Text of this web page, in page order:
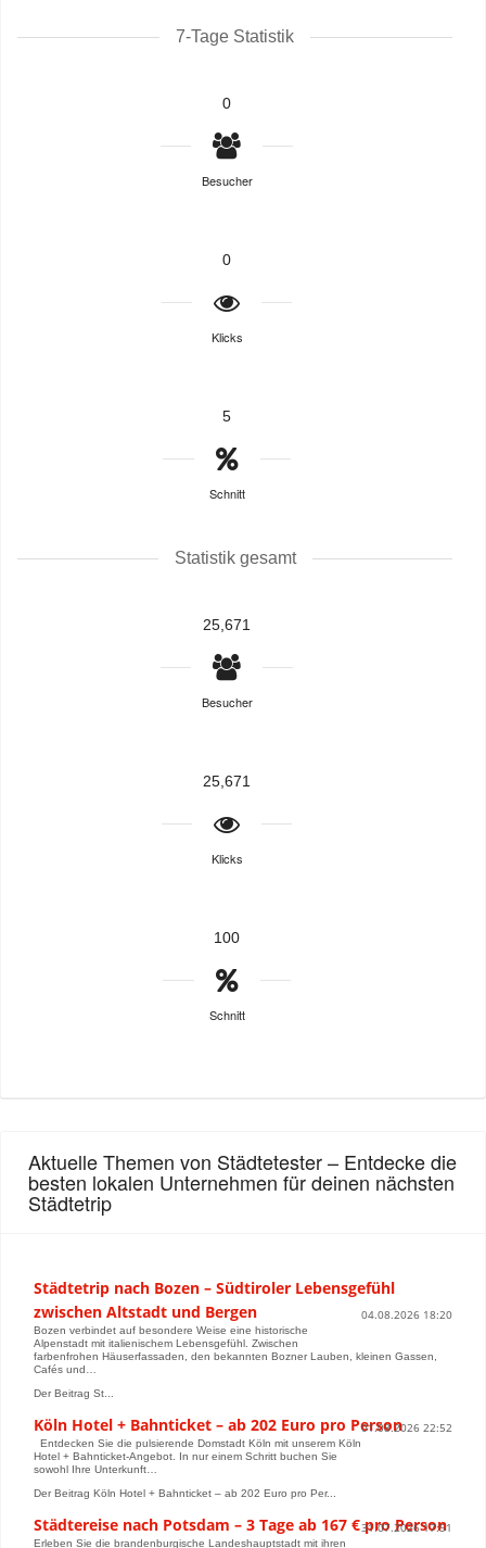
7-Tage Statistik
0
Besucher
0
Klicks
5
Schnitt
Statistik gesamt
25,671
Besucher
25,671
Klicks
100
Schnitt
Aktuelle Themen von Städtetester – Entdecke die
besten lokalen Unternehmen für deinen nächsten
Städtetrip
Städtetrip nach Bozen – Südtiroler Lebensgefühl
zwischen Altstadt und Bergen
04.08.2026 18:20
Bozen verbindet auf besondere Weise eine historische
Alpenstadt mit italienischem Lebensgefühl. Zwischen
farbenfrohen Häuserfassaden, den bekannten Bozner Lauben, kleinen Gassen,
Cafés und…
Der Beitrag St...
Köln Hotel + Bahnticket – ab 202 Euro pro Person01.08.2026 22:52
Entdecken Sie die pulsierende Domstadt Köln mit unserem Köln
Hotel + Bahnticket-Angebot. In nur einem Schritt buchen Sie
sowohl Ihre Unterkunft…
Der Beitrag Köln Hotel + Bahnticket – ab 202 Euro pro Per...
Städtereise nach Potsdam – 3 Tage ab 167 € pro Person
31.07.2026 17:51
Erleben Sie die brandenburgische Landeshauptstadt mit ihren